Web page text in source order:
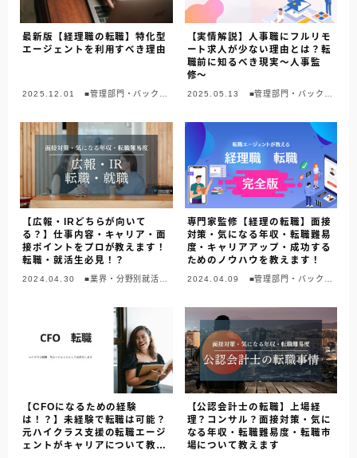
最新版【経理職の転職】特化型
エージェントを利用すべき理由
2025.12.01
■管理部門・バックオ
【実情解説】人事職にフルリモ
ート求人が少ない理由とは？転
職前に知るべき現実〜人事監
修〜
2025.05.13
■管理部門・バックオ
【広報・IRどちらが向いて
る？】仕事内容・キャリア・面
接ポイントをプロが教えます！
転職・就活生必見！？
2024.04.30
■業界・分野別就活ガ
専門家監修【経理の転職】面接
対策・気になる年収・転職難易
度・キャリアアップ・成功する
ためのノウハウを教えます！
2024.04.09
■管理部門・バックオ
【CFOになるための経験
は！？】未経験で転職は可能？
元ハイクラス支援の転職エージ
ェントがキャリアについて教え
【公認会計士の転職】上場経
理？コンサル？面接対策・気に
なる年収・転職難易度・転職市
場について教えます